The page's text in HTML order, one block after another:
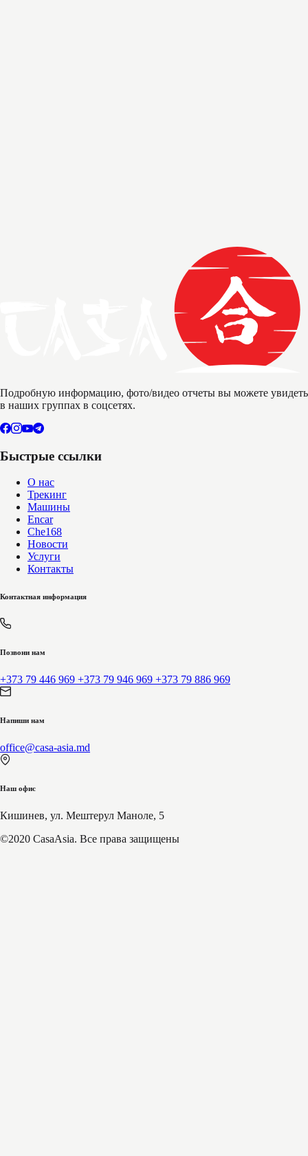
Подробную информацию, фото/видео отчеты вы можете увидеть
в наших группах в соцсетях.
Быстрые ссылки
О нас
Трекинг
Машины
Encar
Che168
Новости
Услуги
Контакты
Контактная информация
Позвони нам
+373 79 446 969 +373 79 946 969 +373 79 886 969
Напиши нам
office@casa-asia.md
Наш офис
Кишинев, ул. Мештерул Маноле, 5
©2020 CasaAsia. Все права защищены